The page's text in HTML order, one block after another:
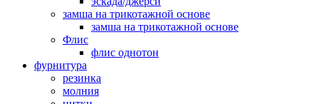
замша на трикотажной основе
замша на трикотажной основе
Флис
флис однотон
фурнитура
резинка
молния